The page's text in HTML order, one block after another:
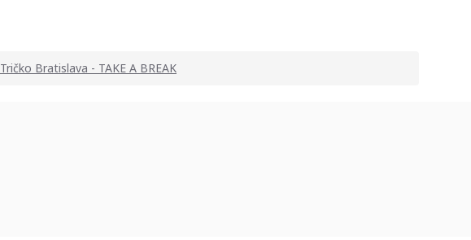
Tričko Bratislava - TAKE A BREAK